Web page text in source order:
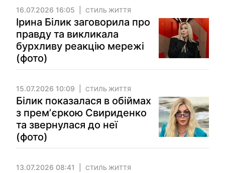
16.07.2026 16:05 СТИЛЬ ЖИТТЯ
Ірина Білик заговорила про
правду та викликала
бурхливу реакцію мережі
(фото)
15.07.2026 10:09 СТИЛЬ ЖИТТЯ
Білик показалася в обіймах
з премʼєркою Свириденко
та звернулася до неї
(фото)
13.07.2026 08:41 СТИЛЬ ЖИТТЯ